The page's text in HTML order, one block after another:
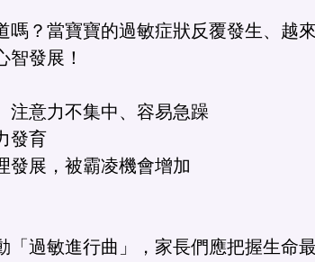
嗎？當寶寶的過敏症狀反覆發生、越
智發展！
注意力不集中、容易急躁
發育
發展，被霸凌機會增加
「過敏進行曲」，家長們應把握生命